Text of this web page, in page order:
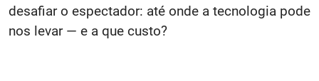
desafiar o espectador: até onde a tecnologia pode
nos levar — e a que custo?